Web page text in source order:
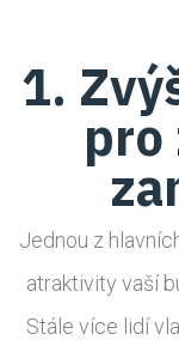
1.
pro
Jednou z
atraktivity vaší
Stále více lidí